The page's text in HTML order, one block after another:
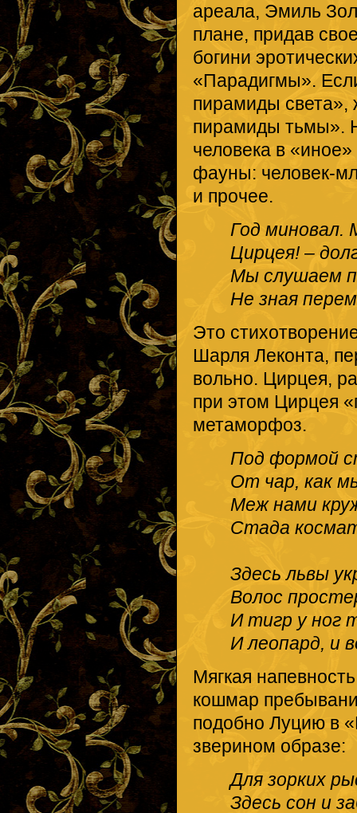
ареала, Эмиль
плане, придав
богини
«Парадигмы».
пирамиды света»,
пирамиды тьмы».
человека в
фауны: человек-
и прочее.
Год миновал.
Цирцея! –
Мы слушаем
Не зная
Это
Шарля Леконта,
вольно. Цирцея,
при этом Цирцея
метаморфоз.
Под формой
От чар, как
Меж нами
Стада
Здесь львы
Волос
И тигр у ног
И леопард, и
Мягкая
кошмар
подобно Луцию в
зверином образе:
Для зорких
Здесь сон и